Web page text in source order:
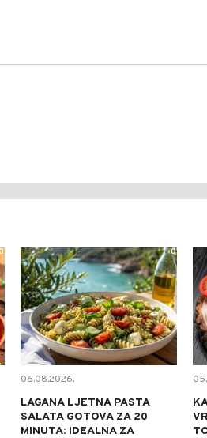
0
06.08.2026.
LAGANA LJETNA PASTA
SALATA GOTOVA ZA 20
MINUTA: IDEALNA ZA